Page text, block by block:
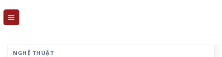
NGHỆ THUẬT